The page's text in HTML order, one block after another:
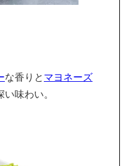
な香りと マヨネーズ
味わい。